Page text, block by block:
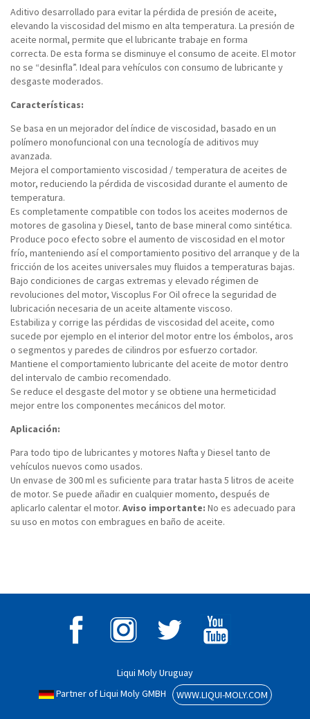
Aditivo desarrollado para evitar la pérdida de presión de aceite,
elevando la viscosidad del mismo en alta temperatura. La presión de
aceite normal, permite que el lubricante trabaje en forma
correcta. De esta forma se disminuye el consumo de aceite. El motor
no se “desinfla”. Ideal para vehículos con consumo de lubricante y
desgaste moderados.
Características:
Se basa en un mejorador del índice de viscosidad, basado en un
polímero monofuncional con una tecnología de aditivos muy
avanzada.
Mejora el comportamiento viscosidad / temperatura de aceites de
motor, reduciendo la pérdida de viscosidad durante el aumento de
temperatura.
Es completamente compatible con todos los aceites modernos de
motores de gasolina y Diesel, tanto de base mineral como sintética.
Produce poco efecto sobre el aumento de viscosidad en el motor
frío, manteniendo así el comportamiento positivo del arranque y de la
fricción de los aceites universales muy fluidos a temperaturas bajas.
Bajo condiciones de cargas extremas y elevado régimen de
revoluciones del motor, Viscoplus For Oil ofrece la seguridad de
lubricación necesaria de un aceite altamente viscoso.
Estabiliza y corrige las pérdidas de viscosidad del aceite, como
sucede por ejemplo en el interior del motor entre los émbolos, aros
o segmentos y paredes de cilindros por esfuerzo cortador.
Mantiene el comportamiento lubricante del aceite de motor dentro
del intervalo de cambio recomendado.
Se reduce el desgaste del motor y se obtiene una hermeticidad
mejor entre los componentes mecánicos del motor.
Aplicación:
Para todo tipo de lubricantes y motores Nafta y Diesel tanto de
vehículos nuevos como usados.
Un envase de 300 ml es suficiente para tratar hasta 5 litros de aceite
de motor. Se puede añadir en cualquier momento, después de
aplicarlo calentar el motor. Aviso importante: No es adecuado para
su uso en motos con embragues en baño de aceite.
Liqui Moly Uruguay
Partner of Liqui Moly GMBH
WWW.LIQUI-MOLY.COM